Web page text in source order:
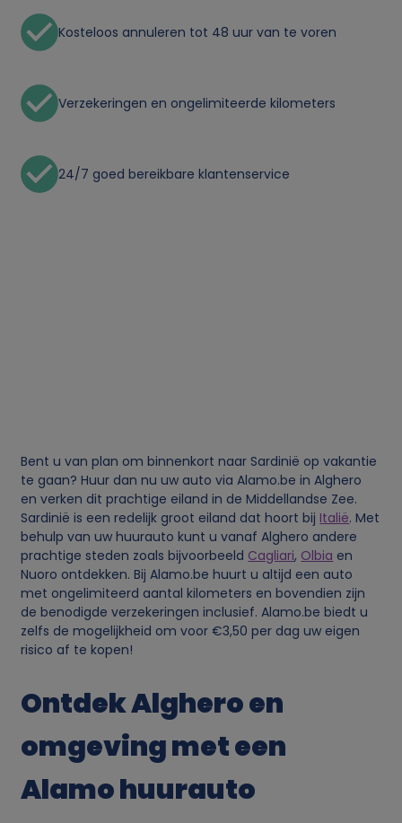
Kosteloos annuleren tot 48 uur van te voren
Verzekeringen en ongelimiteerde kilometers
24/7 goed bereikbare klantenservice
Bent u van plan om binnenkort naar Sardinië op vakantie
te gaan? Huur dan nu uw auto via Alamo.be in Alghero
en verken dit prachtige eiland in de Middellandse Zee.
Sardinië is een redelijk groot eiland dat hoort bij Italië. Met
behulp van uw huurauto kunt u vanaf Alghero andere
prachtige steden zoals bijvoorbeeld Cagliari, Olbia en
Nuoro ontdekken. Bij Alamo.be huurt u altijd een auto
met ongelimiteerd aantal kilometers en bovendien zijn
de benodigde verzekeringen inclusief. Alamo.be biedt u
zelfs de mogelijkheid om voor €3,50 per dag uw eigen
risico af te kopen!
Ontdek Alghero en
omgeving met een
Alamo huurauto
o
n
i
e
v
e
n
s
e
c